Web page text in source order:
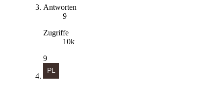
Antworten
9
Zugriffe
10k
9